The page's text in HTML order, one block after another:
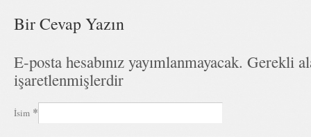
Bir Cevap Yazın
E-posta hesabınız yayımlanmayacak. Gerekli
işaretlenmişlerdir
İsim *